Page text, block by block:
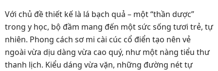
Với chủ đề thiết kế là lá bạch quả – một “thần dược”
trong y học, bộ đầm mang đến một sức sống tươi trẻ, tự
nhiên. Phong cách sơ mi cài cúc cổ điển tạo nên vẻ
ngoài vừa dịu dàng vừa cao quý, như một nàng tiểu thư
thanh lịch. Kiểu dáng vừa vặn, những đường nét tự